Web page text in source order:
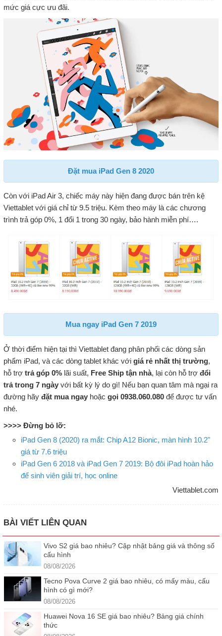
mức giá cực ưu đãi.
Đặt mua iPad Gen 8 2020
Còn với iPad Air 3, chiếc máy này hiện đang được bán trên kệ
Viettablet với giá chỉ từ 9.5 triệu. Kèm theo máy là các chương
trình trả góp 0%, 1 đổi 1 trong 30 ngày, bảo hành miễn phí….
Mua ngay iPad Gen 7 2019
Ở thời điểm hiện tại thì Viettablet đang phân phối các dòng sản
phẩm iPad, và các dòng tablet khác với giá rẻ nhất thị trường,
hỗ trợ trả góp 0%lãi suất, Free Ship tận nhà, lại còn hỗ trợ đổi
trả trong 7 ngàyvới bất kỳ lý do gì! Nếu bạn quan tâm mà ngại ra
đường hãy đặt mua ngayhoặc gọi 0938.060.080để được tư vấn
nhé.
>>>> Đừng bỏ lỡ:
iPad Gen 8 (2020) ra mắt: Chip A12 Bionic, màn hình 10.2"
giá từ 7.6 triệu
iPad Gen 6 2018 và iPad Gen 7 2019: Bộ đôi iPad hoàn hảo
để sinh viên giải trí, học online
Viettablet.com
BÀI VIẾT LIÊN QUAN
Vivo S2 giá bao nhiêu? Cập nhật bảng giá và thông số
cấu hình
08/08/2026
Tecno Pova Curve 2 giá bao nhiêu, có mấy màu, cấu
hình có gì mới?
08/08/2026
Huawei Nova 16 SE giá bao nhiêu? Bảng giá chính
thức